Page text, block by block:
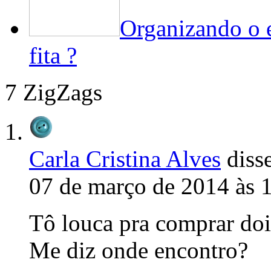
Organizando o
fita ?
7 ZigZags
Carla Cristina Alves
07 de março de 2014 às
Tô louca pra comprar
Me diz onde encontro?